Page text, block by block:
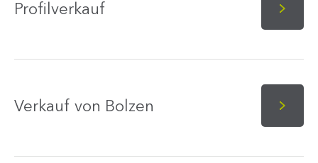
Profilverkauf
Verkauf von Bolzen